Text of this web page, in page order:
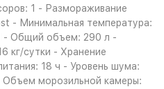
1 - Размораживание
- Минимальная температура:
- Общий объем: 290 л -
кг/сутки - Хранение
18 ч - Уровень шума:
морозильной камеры: